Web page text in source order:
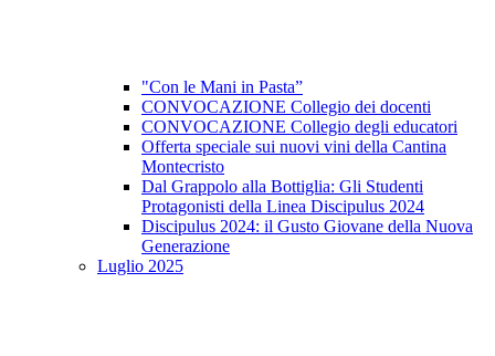
"Con le Mani in Pasta”
CONVOCAZIONE Collegio dei docenti
CONVOCAZIONE Collegio degli educatori
Offerta speciale sui nuovi vini della Cantina
Montecristo
Dal Grappolo alla Bottiglia: Gli Studenti
Protagonisti della Linea Discipulus 2024
Discipulus 2024: il Gusto Giovane della Nuova
Generazione
Luglio 2025